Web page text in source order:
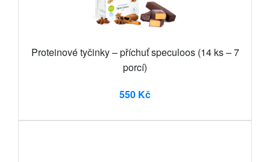
Proteinové tyčinky – příchuť speculoos (14 ks – 7
porcí)
550 Kč